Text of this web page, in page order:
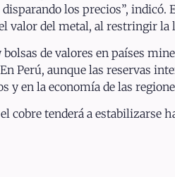
los precios”, indicó.
valor del metal, al restringir la
de valores en países
Perú, aunque las reservas
y en la economía de las
cobre tenderá a estabilizarse